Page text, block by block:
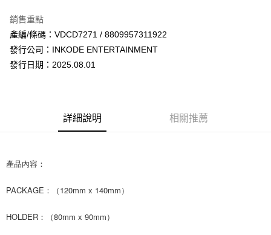
Apple Pay
街口支付
１．簡單：不需註冊會員、不需綁卡、不需儲值。
２．便利：只要手機號碼，簡訊認證，即可結帳。
１．於結帳方式選擇「AFTEE先享後付」後，將跳轉至「AFTEE先享後付」
運送方式
全家取貨付款
付款後全家取貨
銷售重點
產編/條碼：VDCD7271 / 8809957311922
發行公司：INKODE ENTERTAINMENT
發行日期：2025.08.01
詳細說明 相關推薦
產品內容：
PACKAGE：（120mm x 140mm）
HOLDER：（80mm x 90mm）